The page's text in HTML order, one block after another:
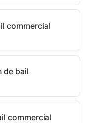
commercial
de bail
commercial